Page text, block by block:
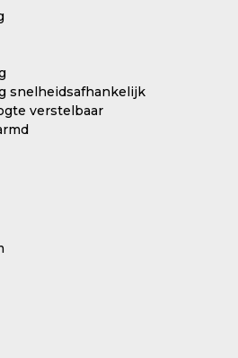
snelheidsafhankelijk
verstelbaar